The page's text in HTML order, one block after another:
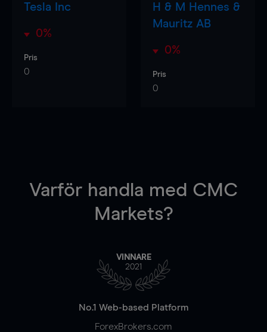
Tesla Inc
0%
Pris
0
H & M Hennes &
Mauritz AB
0%
Pris
0
Varför handla med CMC
Markets?
VINNARE
2021
No.1 Web-based Platform
ForexBrokers.com